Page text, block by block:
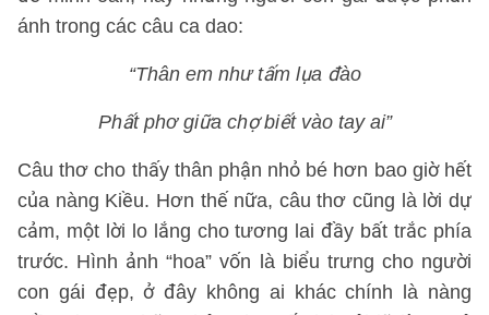
ánh trong các câu ca dao:
“Thân em như tấm lụa đào
Phất phơ giữa chợ biết vào tay ai”
Câu thơ cho thấy thân phận nhỏ bé hơn bao giờ hết
của nàng Kiều. Hơn thế nữa, câu thơ cũng là lời dự
cảm, một lời lo lắng cho tương lai đầy bất trắc phía
trước. Hình ảnh “hoa” vốn là biểu trưng cho người
con gái đẹp, ở đây không ai khác chính là nàng